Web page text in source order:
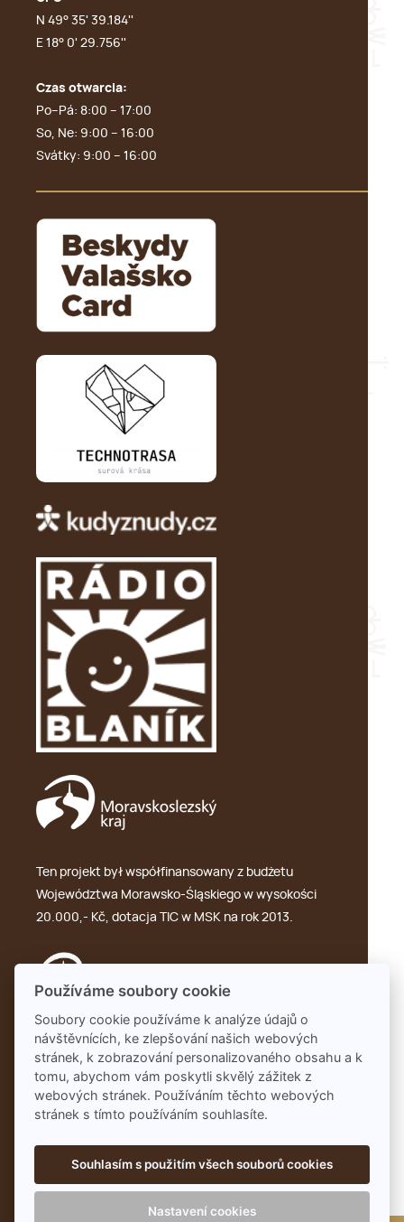
N 49° 35' 39.184''
E 18° 0' 29.756''
Czas otwarcia:
Po–Pá: 8:00 – 17:00
So, Ne: 9:00 – 16:00
Svátky: 9:00 – 16:00
Ten projekt był współfinansowany z budżetu
Województwa Morawsko-Śląskiego w wysokości
20.000,- Kč, dotacja TIC w MSK na rok 2013.
GDPR
Používáme soubory cookie
Soubory cookie používáme k analýze údajů o
návštěvnících, ke zlepšování našich webových
stránek, k zobrazování personalizovaného obsahu a k
tomu, abychom vám poskytli skvělý zážitek z
webových stránek. Používáním těchto webových
stránek s tímto používáním souhlasíte.
Souhlasím s použitím všech souborů cookies
Nastavení cookies